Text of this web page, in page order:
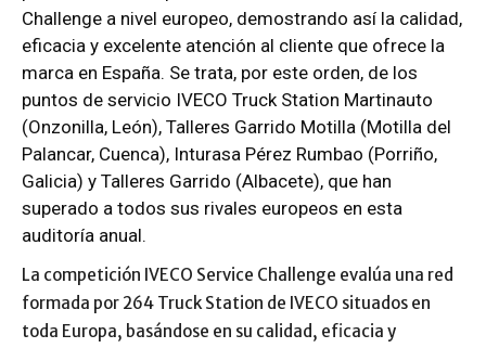
Challenge a nivel europeo, demostrando así la calidad,
eficacia y excelente atención al cliente que ofrece la
marca en España. Se trata, por este orden, de los
puntos de servicio IVECO Truck Station Martinauto
(Onzonilla, León), Talleres Garrido Motilla (Motilla del
Palancar, Cuenca), Inturasa Pérez Rumbao (Porriño,
Galicia) y Talleres Garrido (Albacete), que han
superado a todos sus rivales europeos en esta
auditoría anual.
La competición IVECO Service Challenge evalúa una red
formada por 264 Truck Station de IVECO situados en
toda Europa, basándose en su calidad, eficacia y